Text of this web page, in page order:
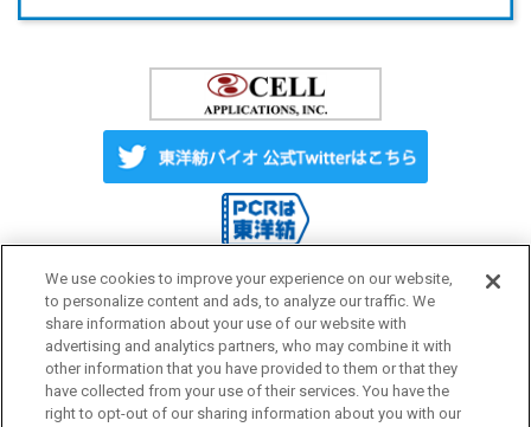
Label License ご利用にあたって
プライバシーポリシー サイトマップ
We use cookies to improve your experience on our website,
to personalize content and ads, to analyze our traffic. We
share information about your use of our website with
advertising and analytics partners, who may combine it with
other information that you have provided to them or that they
have collected from your use of their services. You have the
right to opt-out of our sharing information about you with our